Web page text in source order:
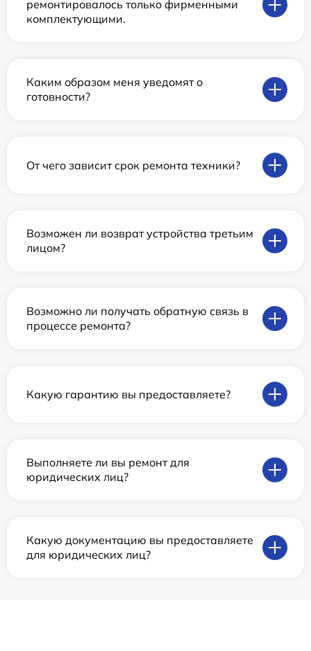
ремонтировалось только фирменными
комплектующими.
Каким образом меня уведомят о
готовности?
От чего зависит срок ремонта техники?
Возможен ли возврат устройства третьим
лицом?
Возможно ли получать обратную связь в
процессе ремонта?
Какую гарантию вы предоставляете?
Выполняете ли вы ремонт для
юридических лиц?
Какую документацию вы предоставляете
для юридических лиц?